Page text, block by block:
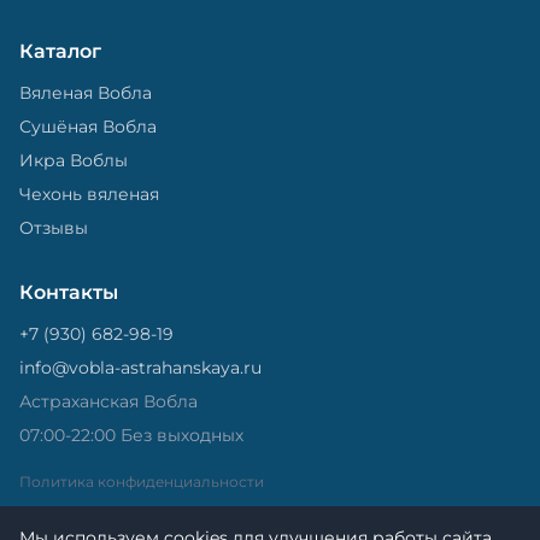
Каталог
Вяленая Вобла
Сушёная Вобла
Икра Воблы
Чехонь вяленая
Отзывы
Контакты
+7 (930) 682-98-19
info@vobla-astrahanskaya.ru
Астраханская Вобла
07:00-22:00 Без выходных
Политика конфиденциальности